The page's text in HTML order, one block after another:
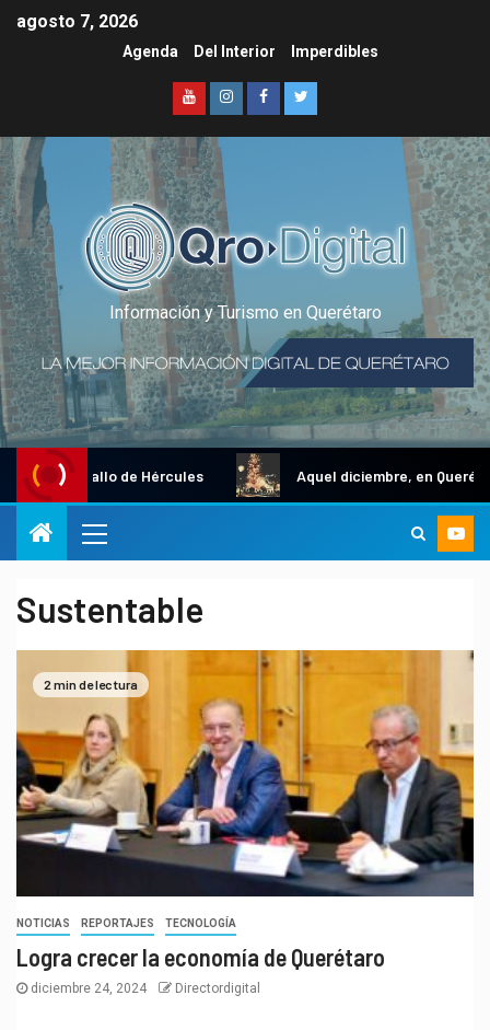
agosto 7, 2026
Agenda Del Interior Imperdibles
Información y Turismo en Querétaro
Gallo de Hércules Aquel diciembre, en Querétaro
Sustentable
2 min de lectura
NOTICIAS REPORTAJES TECNOLOGÍA
Logra crecer la economía de Querétaro
diciembre 24, 2024 Directordigital